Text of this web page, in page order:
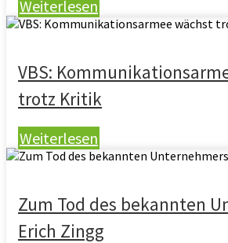
Weiterlesen
VBS:
trotz Kritik
Weiterlesen
Zum Tod des bekannten
Erich Zingg